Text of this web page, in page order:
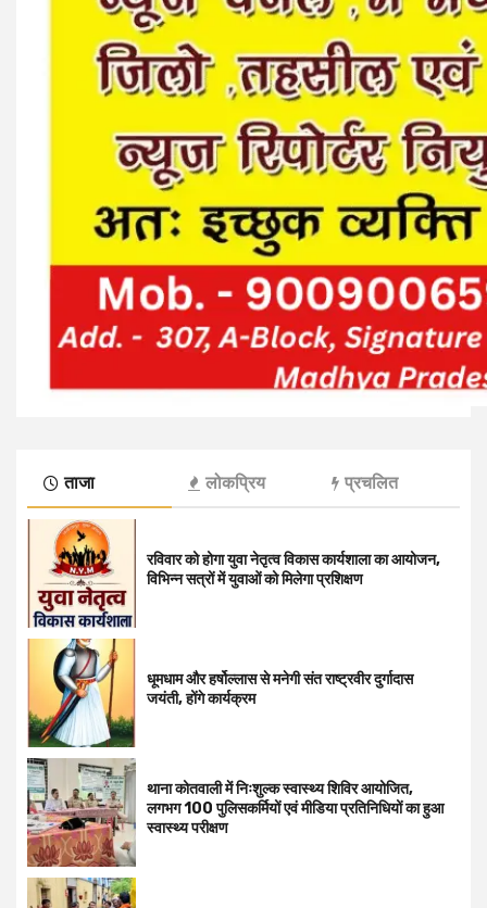
ताजा लोकप्रिय प्रचलित
रविवार को होगा युवा नेतृत्व विकास कार्यशाला का आयोजन,
विभिन्न सत्रों में युवाओं को मिलेगा प्रशिक्षण
धूमधाम और हर्षोल्लास से मनेगी संत राष्ट्रवीर दुर्गादास
जयंती, होंगे कार्यक्रम
थाना कोतवाली में निःशुल्क स्वास्थ्य शिविर आयोजित,
लगभग 100 पुलिसकर्मियों एवं मीडिया प्रतिनिधियों का हुआ
स्वास्थ्य परीक्षण